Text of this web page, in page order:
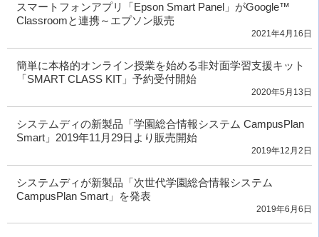
スマートフォンアプリ「Epson Smart Panel」がGoogle™
Classroomと連携～エプソン販売
2021年4月16日
簡単に本格的オンライン授業を始める非対面学習支援キット
「SMART CLASS KIT」予約受付開始
2020年5月13日
システムディの新製品「学園総合情報システム CampusPlan
Smart」2019年11月29日より販売開始
2019年12月2日
システムディが新製品「次世代学園総合情報システム
CampusPlan Smart」を発表
2019年6月6日